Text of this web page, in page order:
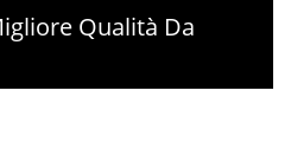
Qualità Da